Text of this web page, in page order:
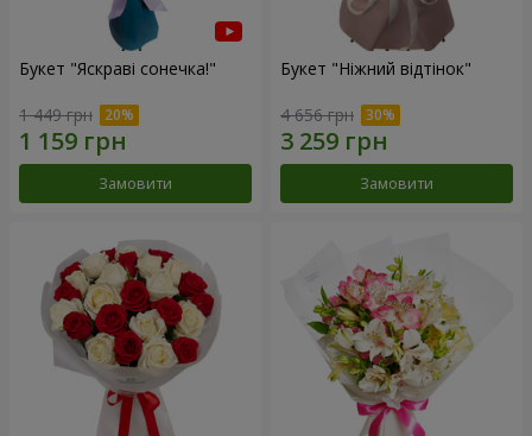
Букет "Яскраві сонечка!"
1 449 грн
Замовити
Букет "Ніжний відтінок"
4 656 грн
Замовити